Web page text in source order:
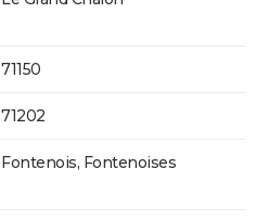
71150
71202
Fontenois, Fontenoises